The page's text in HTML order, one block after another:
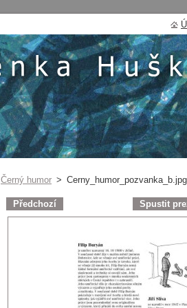
Černý humor > Cerny_humor_pozvanka_b.jpg
Předchozí Spustit